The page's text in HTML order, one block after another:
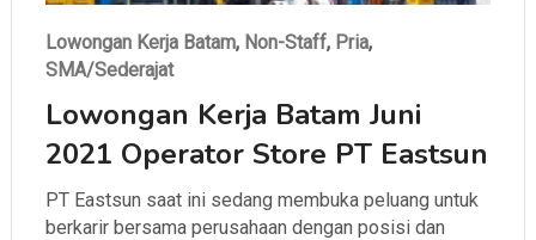
Lowongan Kerja Batam, Non-Staff, Pria,
SMA/Sederajat
Lowongan Kerja Batam Juni
2021 Operator Store PT Eastsun
PT Eastsun saat ini sedang membuka peluang untuk
berkarir bersama perusahaan dengan posisi dan